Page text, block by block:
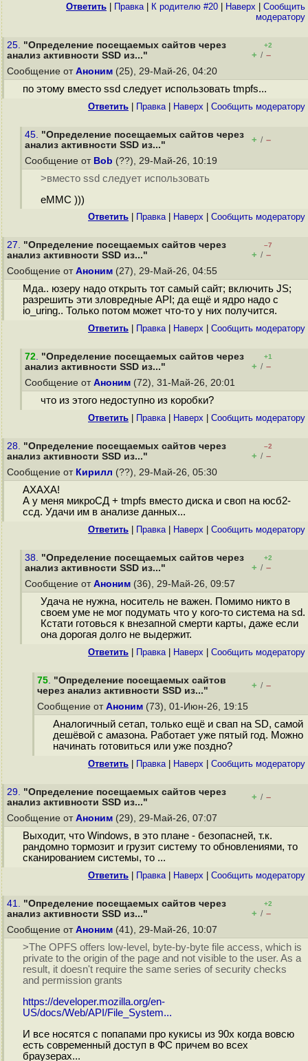
Ответить Правка| К родителю #20 Наверх
Cообщить
модератору
25. "Определение посещаемых сайтов через
анализ активности SSD из..."
+2
+ / –
Сообщение от Аноним (25), 29-Май-26, 04:20
по этому вместо ssd следует использовать tmpfs...
Ответить Правка| Наверх Cообщить модератору
45. "Определение посещаемых сайтов через
анализ активности SSD из..."
+ / –
Сообщение от Bob (??), 29-Май-26, 10:19
>вместо ssd следует использовать
eMMC )))
Ответить Правка| Наверх Cообщить модератору
27. "Определение посещаемых сайтов через
анализ активности SSD из..."
–7
+ / –
Сообщение от Аноним (27), 29-Май-26, 04:55
Мда.. юзеру надо открыть тот самый сайт; включить JS;
разрешить эти зловредные API; да ещё и ядро надо с
io_uring.. Только потом может что-то у них получится.
Ответить Правка| Наверх Cообщить модератору
72. "Определение посещаемых сайтов через
анализ активности SSD из..."
+1
+ / –
Сообщение от Аноним (72), 31-Май-26, 20:01
что из этого недоступно из коробки?
Ответить Правка| Наверх Cообщить модератору
28. "Определение посещаемых сайтов через
анализ активности SSD из..."
–2
+ / –
Сообщение от Кирилл (??), 29-Май-26, 05:30
АХАХА!
А у меня микроСД + tmpfs вместо диска и своп на юсб2-
ссд. Удачи им в анализе данных...
Ответить Правка| Наверх Cообщить модератору
38. "Определение посещаемых сайтов через
анализ активности SSD из..."
+2
+ / –
Сообщение от Аноним (36), 29-Май-26, 09:57
Удача не нужна, носитель не важен. Помимо никто в
своем уме не мог подумать что у кого-то система на sd.
Кстати готовься к внезапной смерти карты, даже если
она дорогая долго не выдержит.
Ответить Правка| Наверх Cообщить модератору
75. "Определение посещаемых сайтов
через анализ активности SSD из..."
+ / –
Сообщение от Аноним (73), 01-Июн-26, 19:15
Аналогичный сетап, только ещё и свап на SD, самой
дешёвой с амазона. Работает уже пятый год. Можно
начинать готовиться или уже поздно?
Ответить Правка| Наверх Cообщить модератору
29. "Определение посещаемых сайтов через
анализ активности SSD из..."
+ / –
Сообщение от Аноним (29), 29-Май-26, 07:07
Выходит, что Windows, в это плане - безопасней, т.к.
рандомно тормозит и грузит систему то обновлениями, то
сканированием системы, то ...
Ответить Правка| Наверх Cообщить модератору
41. "Определение посещаемых сайтов через
анализ активности SSD из..."
+2
+ / –
Сообщение от Аноним (41), 29-Май-26, 10:07
>The OPFS offers low-level, byte-by-byte file access, which is
private to the origin of the page and not visible to the user. As a
result, it doesn't require the same series of security checks
and permission grants
https://developer.mozilla.org/en-
US/docs/Web/API/File_System...
И все носятся с попапами про кукисы из 90х когда вовсю
есть современный доступ в ФС причем во всех
браузерах...